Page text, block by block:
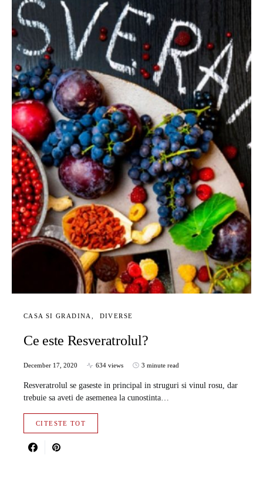
CASA SI GRADINA DIVERSE
Ce este Resveratrolul?
December 17, 2020 634 views 3 minute read
Resveratrolul se gaseste in principal in struguri si vinul rosu, dar
trebuie sa aveti de asemenea la cunostinta…
CITESTE TOT